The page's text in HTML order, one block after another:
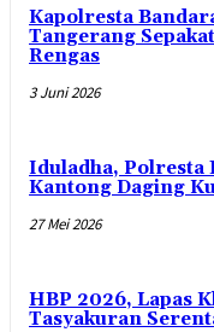
Kapolresta
Tangerang
Rengas
3 Juni 2026
Iduladha, Polresta
Kantong Daging
27 Mei 2026
HBP 2026, Lapas
Tasyakuran